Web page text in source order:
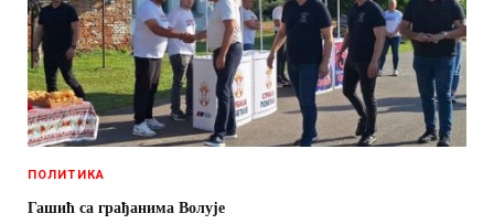
ПОЛИТИКА
Гашић са грађанима Волује